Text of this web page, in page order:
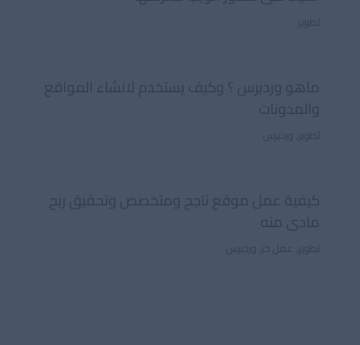
تطوير
ماهو وردبرس ؟ وكيف يستخدم لانشاء المواقع
والمدونات
تطوير وردبرس
كيفية عمل موقع ناجح ومتخصص وتحقيق ربح
مادى منه
تطوير عمل حر وردبرس